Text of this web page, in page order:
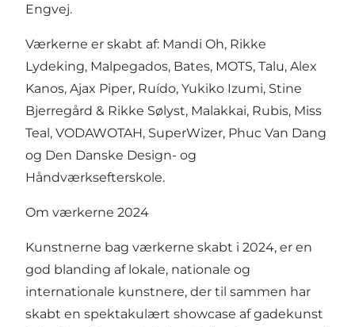
Engvej.
Værkerne er skabt af: Mandi Oh, Rikke
Lydeking, Malpegados, Bates, MOTS, Talu, Alex
Kanos, Ajax Piper, Ruído, Yukiko Izumi, Stine
Bjerregård & Rikke Sølyst, Malakkai, Rubis, Miss
Teal, VODAWOTAH, SuperWizer, Phuc Van Dang
og Den Danske Design- og
Håndværksefterskole.
Om værkerne 2024
Kunstnerne bag værkerne skabt i 2024, er en
god blanding af lokale, nationale og
internationale kunstnere, der til sammen har
skabt en spektakulært showcase af gadekunst